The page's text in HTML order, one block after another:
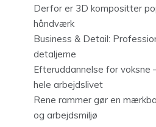
Derfor er 3D kompositter
håndværk
Business & Detail:
detaljerne
Efteruddannelse for voksne
hele arbejdslivet
Rene rammer gør en
og arbejdsmiljø